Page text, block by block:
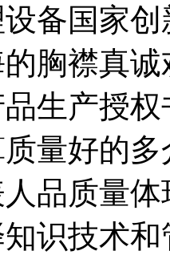
备国家
胸襟真
生产授
量好的
品质量
识技术